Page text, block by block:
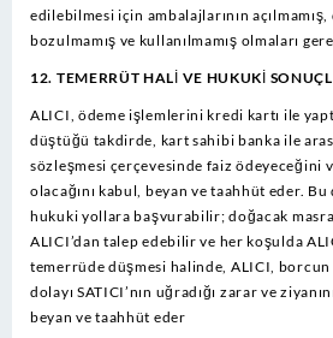
edilebilmesi için ambalajlarının açılmamış,
bozulmamış ve kullanılmamış olmaları
12. TEMERRÜT HALİ VE HUKUKİ
ALICI, ödeme işlemlerini kredi kartı ile
düştüğü takdirde, kart sahibi banka ile
sözleşmesi çerçevesinde faiz ödeyeceğini
olacağını kabul, beyan ve taahhüt eder.
hukuki yollara başvurabilir; doğacak
ALICI’dan talep edebilir ve her koşulda
temerrüde düşmesi halinde, ALICI, borcun
dolayı SATICI’nın uğradığı zarar ve
beyan ve taahhüt eder